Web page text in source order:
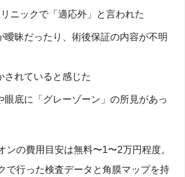
ニックで「適応外」と言われた
曖昧だったり、術後保証の内容が不明
されていると感じた
眼底に「グレーゾーン」の所見があっ
ンの費用目安は無料〜1〜2万円程度。
で行った検査データと角膜マップを持